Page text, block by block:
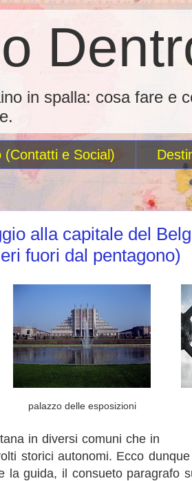
in spalla: cosa fare e
(Contatti e Social)
alla capitale del
fuori dal pentagono)
palazzo delle esposizioni
in diversi comuni che in
storici autonomi. Ecco
la guida, il consueto paragrafo